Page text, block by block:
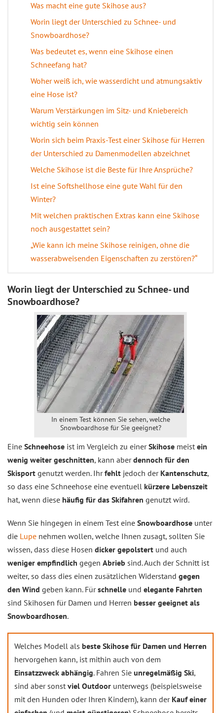
Was macht eine gute Skihose aus?
Worin liegt der Unterschied zu Schnee- und
Snowboardhose?
Was bedeutet es, wenn eine Skihose einen
Schneefang hat?
Woher weiß ich, wie wasserdicht und atmungsaktiv
eine Hose ist?
Warum Verstärkungen im Sitz- und Kniebereich
wichtig sein können
Worin sich beim Praxis-Test einer Skihose für Herren
der Unterschied zu Damenmodellen abzeichnet
Welche Skihose ist die Beste für Ihre Ansprüche?
Ist eine Softshellhose eine gute Wahl für den
Winter?
Mit welchen praktischen Extras kann eine Skihose
noch ausgestattet sein?
„Wie kann ich meine Skihose reinigen, ohne die
wasserabweisenden Eigenschaften zu zerstören?“
Worin liegt der Unterschied zu Schnee- und
Snowboardhose?
In einem Test können Sie sehen, welche
Snowboardhose für Sie geeignet?
Eine Schneehose ist im Vergleich zu einerSkihose meist ein
wenig weiter geschnitten, kann aberdennoch für den
Skisport genutzt werden. Ihrfehlt jedoch der Kantenschutz,
so dass eine Schneehose eine eventuell kürzere Lebenszeit
hat, wenn diese häufig für das Skifahren genutzt wird.
Wenn Sie hingegen in einem Test eine Snowboardhose unter
die Lupe nehmen wollen, welche Ihnen zusagt, sollten Sie
wissen, dass diese Hosen dicker gepolstert und auch
weniger empfindlich gegen Abrieb sind. Auch der Schnitt ist
weiter, so dass dies einen zusätzlichen Widerstand gegen
den Wind geben kann. Fürschnelle und elegante Fahrten
sind Skihosen für Damen und Herren besser geeignet als
Snowboardhosen.
Welches Modell als beste Skihose für Damen und Herren
hervorgehen kann, ist mithin auch von dem
Einsatzzweck abhängig. Fahren Sie unregelmäßig Ski,
sind aber sonst viel Outdoor unterwegs (beispielsweise
mit den Hunden oder Ihren Kindern), kann der Kauf einer